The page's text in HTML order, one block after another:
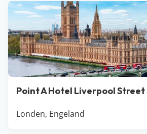
Point A Hotel Liverpool Street
Londen, Engeland